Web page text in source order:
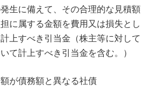
生に備えて、その合理的な見積額
に属する金額を費用又は損失とし
上すべき引当金（株主等に対して
て計上すべき引当金を含む。）
が債務額と異なる社債